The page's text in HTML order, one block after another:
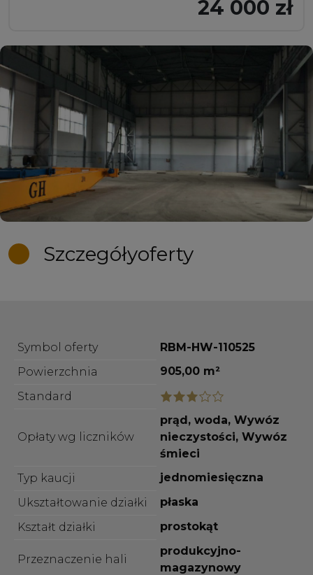
24 000 zł
Szczegółyoferty
Symbol oferty
RBM-HW-110525
Powierzchnia
905,00 m²
Standard
Opłaty wg liczników
prąd, woda, Wywóz
nieczystości, Wywóz
śmieci
Typ kaucji
jednomiesięczna
Ukształtowanie działki
płaska
Kształt działki
prostokąt
Przeznaczenie hali
produkcyjno-
magazynowy